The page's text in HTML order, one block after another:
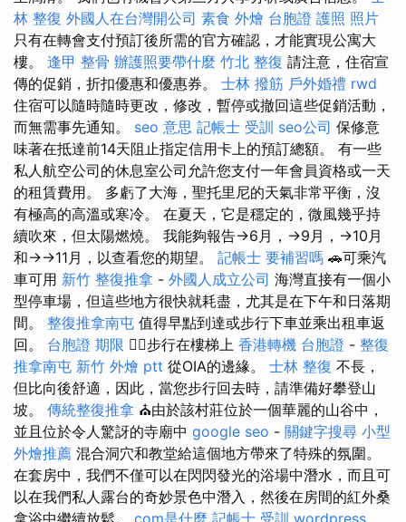
林 整復 外國人在台灣開公司 素食 外燴 台胞證 護照 照片
只有在轉會支付預訂後所需的官方確認，才能實現公寓大
樓。 逢甲 整骨 辦護照要帶什麼 竹北 整復 請注意，住宿宣
傳的促銷，折扣優惠和優惠券。 士林 撥筋 戶外婚禮 rwd
住宿可以隨時隨時更改，修改，暫停或撤回這些促銷活動，
而無需事先通知。 seo 意思 記帳士 受訓 seo公司 保修意
味著在抵達前14天阻止指定信用卡上的預訂總額。 有一些
私人航空公司的休息室公司允許您支付一年會員資格或一天
的租賃費用。 多虧了大海，聖托里尼的天氣非常平衡，沒
有極高的高溫或寒冷。 在夏天，它是穩定的，微風幾乎持
續吹來，但太陽燃燒。 我能夠報告→6月，→9月，→10月
和→→11月，以查看您的期望。 記帳士 要補習嗎 🚗可乘汽
車可用 新竹 整復推拿 - 外國人成立公司 海灣直接有一個小
型停車場，但這些地方很快就耗盡，尤其是在下午和日落期
間。 整復推拿南屯 值得早點到達或步行下車並乘出租車返
回。 台胞證 期限 🚶‍♂️步行在樓梯上 香港轉機 台胞證 - 整復
推拿南屯 新竹 外燴 ptt 從OIA的邊緣。 士林 整復 不長，
但比向後舒適，因此，當您步行回去時，請準備好攀登山
坡。 傳統整復推拿 ⛪由於該村莊位於一個華麗的山谷中，
並且位於令人驚訝的寺廟中 google seo - 關鍵字搜尋 小型
外燴推薦 混合洞穴和教堂給這個地方帶來了特殊的氛圍。
在套房中，我們不僅可以在閃閃發光的浴場中潛水，而且可
以在我們私人露台的奇妙景色中潛入，然後在房間的紅外桑
拿浴中繼續放鬆。 com是什麼 記帳士 受訓 wordpress